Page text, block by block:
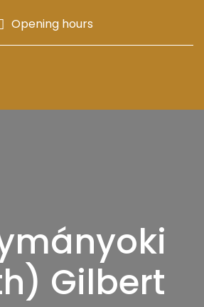
Opening hours
Gilbert